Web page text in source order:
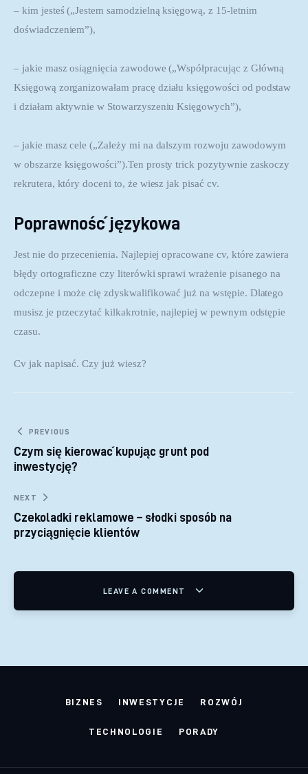
– kim jesteś („Jestem samodzielną księgową, z 15-letnim
doświadczeniem”),
– jakie masz osiągnięcia zawodowe („Współpracując z Główną
Księgową zorganizowałam pracę działu księgowości od podstaw
i działam aktywnie w Stowarzyszeniu Księgowych”),
– jakie masz cele („Zależy mi na dalszym rozwoju zawodowym
w obszarze księgowości”).Ten prosty trick pozytywnie zaskoczy
rekrutera, który doceni to, że wiesz jak pisać cv.
Poprawność językowa
Jest nie do przecenienia. Najlepiej opracowane cv, które zawiera
błędy ortograficzne czy literówki sprawi wrażenie pisanego na
odczepne i może cię zdyskwalifikować już na wstępie. Dlatego
musisz je przeczytać kilkakrotnie, najlepiej w pewnym odstępie
czasu.
Cv jak napisać. Czy już wiesz?
Nawigacja wpisu
PREVIOUS
Czym się kierować kupując grunt pod
inwestycję?
NEXT
Czekoladki reklamowe – słodki sposób na
przyciągnięcie klientów
LEAVE A COMMENT
BIZNES INWESTYCJE ROZWÓJ
TECHNOLOGIE PORADY